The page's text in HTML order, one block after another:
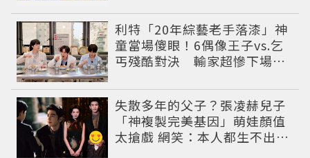
利特「20年綜藝老手落漆」神
童當場傻眼！6偶像王子vs.乞
丐殘酷對決 輸家超慘下場出
失散多年的父子？張凌赫兒子
「神複製完美基因」萌娃顏值
太搶戲 網笑：本人都生不出這